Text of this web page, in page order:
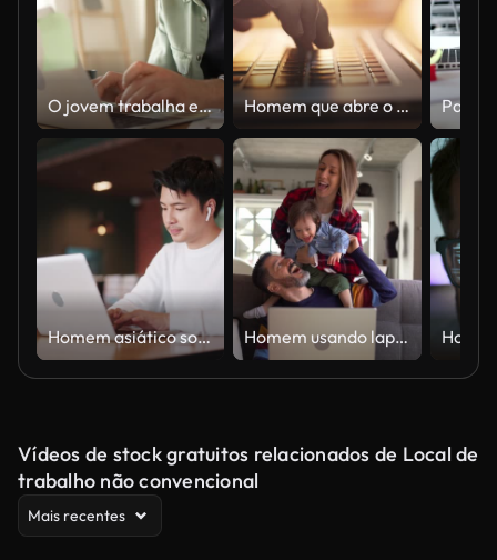
O jovem trabalha em casa Homem que abre o portátil e começa a trabalhar, Close-up
Homem asiático sorridente com fones de ouvido intra-auriculares sem fio usando um laptop Homem usando laptop e esposa e filho com necessidades especiais chegando em casa
Vídeos de stock gratuitos relacionados de Local de
trabalho não convencional
Mais recentes